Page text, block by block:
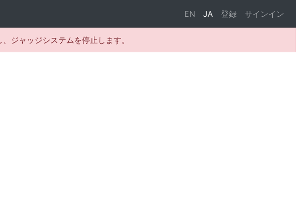
EN JA 登録 サインイン
ジャッジシステムを停止します。